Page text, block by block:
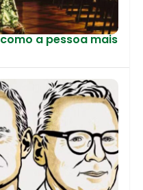
a pessoa mais